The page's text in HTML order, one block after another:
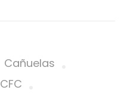
Cañuelas
CFC